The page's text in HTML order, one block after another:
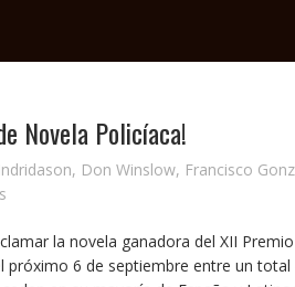
Novela Policíaca!
, Don Winslow, Francisco
la novela ganadora del XII
próximo 6 de septiembre entre un